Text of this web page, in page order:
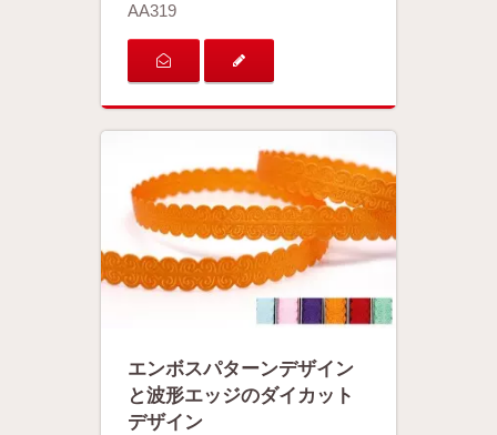
AA319
エンボスパターンデザイン
と波形エッジのダイカット
デザイン